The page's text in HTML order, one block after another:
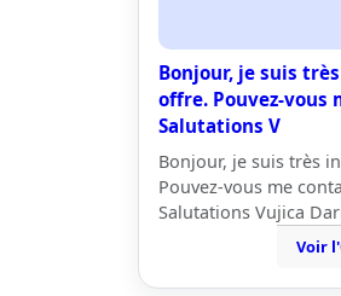
Bonjour, je suis
offre. Pouvez-vous
Salutations V
Bonjour, je suis très
Pouvez-vous me
Salutations Vujica
Voir